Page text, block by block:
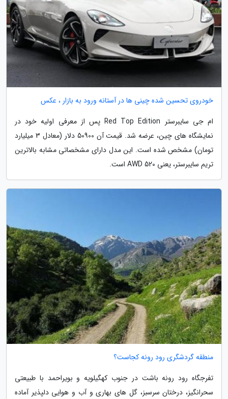
خودروی تحسین شده چینی ها در آستانه ورود به بازار ، عکس
ام جی سایبرستر Red Top Edition پس از معرفی اولیه خود در
نمایشگاه های چین، عرضه شد. قیمت آن 50900 دلار (معادل 3 میلیارد
تومان) مشخص شده است. این مدل دارای مشخصاتی مشابه بالاترین
تریم سایبرستر، یعنی AWD 520 است.
منطقه گردشگری رود رونه کجاست؟
تفرجگاه رود رونه باشت در جنوب کهگیلویه و بویراحمد با طبیعتی
سحرانگیز، درختان سرسبز، گل های بهاری و آب و هوایی دلپذیر آماده